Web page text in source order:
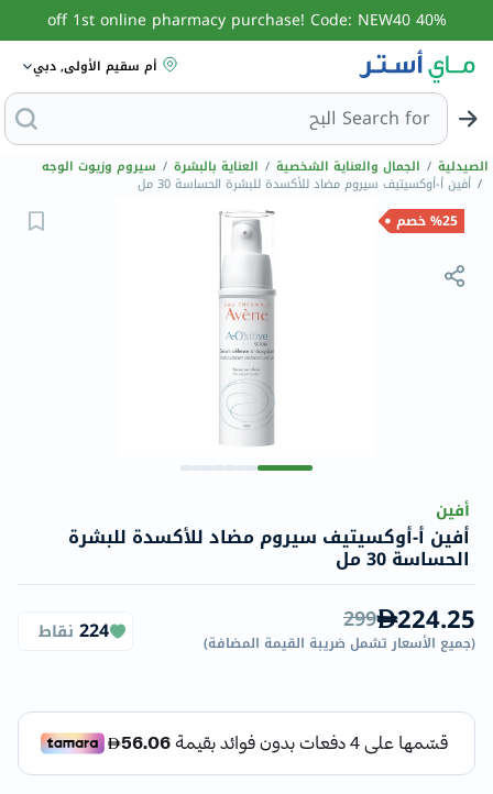
40% off 1st online pharmacy purchase! Code: NEW40
أم سقيم الأولى, دبي
Search for البحث عن مزيل
الصيدلية / الجمال والعناية الشخصية / العناية بالبشرة / سيروم وزيوت الوجه
/ أفين أ-أوكسيتيف سيروم مضاد للأكسدة للبشرة الحساسة 30 مل
%25 خصم
أفين
أفين أ-أوكسيتيف سيروم مضاد للأكسدة للبشرة
الحساسة 30 مل
224.25
299
(جميع الأسعار تشمل ضريبة القيمة المضافة)
224 نقاط